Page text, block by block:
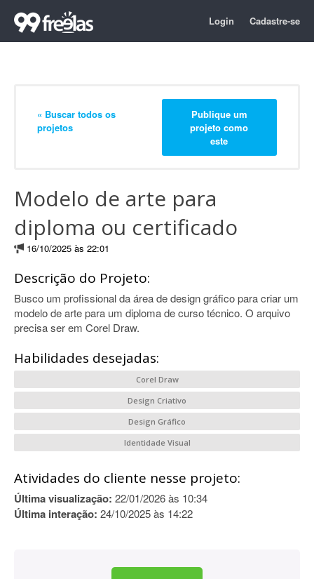
Login Cadastre-se
« Buscar todos os
projetos
Publique um
projeto como
este
Modelo de arte para
diploma ou certificado
16/10/2025 às 22:01
Descrição do Projeto:
Busco um profissional da área de design gráfico para criar um
modelo de arte para um diploma de curso técnico. O arquivo
precisa ser em Corel Draw.
Habilidades desejadas:
Corel Draw
Design Criativo
Design Gráfico
Identidade Visual
Atividades do cliente nesse projeto:
Última visualização: 22/01/2026 às 10:34
Última interação: 24/10/2025 às 14:22